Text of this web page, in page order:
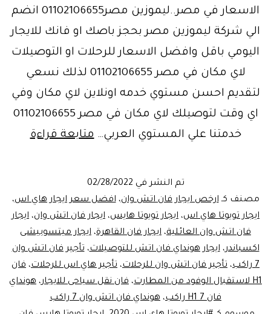
الاسعار في مصر..ليموزين مصر01102106655 انضم
الي شركة ليموزين مصر بحجز باصك او فانك للايجار
اليومي باقل وافضل الاسعار للرحلات او التوصيلات
لاي مكان في مصر 01102106655 لذلك نسعي
لتقديم احسن مستوي خدمه اونلاين لاي مكان وفي
اي وقت لتوصيلك لاي مكان في مصر 01102106655
خدمتنا علي المستوي العربي…متابعة قراءةفان
مصر
تم النشر في 02/28/2022
مصنف كـارخص ايجار فان اتش وان،افضل سعر ايجار هاي اس،
ايجار تويوتا هاي اس، ايجار تويوتا هايس، ايجار فان اتش وان، ايجار
فان اتش وان العائلية، ايجار فان القاهرة، ايجار ميتسوبيشى
اكسباندر،ايجار هونداي فان اتش للتوصيلات،تأجير فان اتش وان
7 راكب
، تأجير فان اتش وان للرحلات، تأجير هاي اس للرحلات، فان
H1 لاستقبال الوفود من المطارت
، فان نقل سياحى للايجار، هونداي
فان H1 7 راكب
، هونداي فان اتش وان 7 راكب